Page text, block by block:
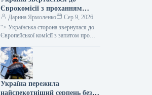
Єврокомісії з проханням
надати 220 мільйонів євро для
допомоги
сільськогосподарським
заблоковані порти.
Дарина Ярмоленко
Сер 9, 2026
“> Українська сторона звернулася до
Європейської комісії з запитом про
безповоротної фінансової допомоги.
Ця…
Україна пережила
найспекотніший серпень без